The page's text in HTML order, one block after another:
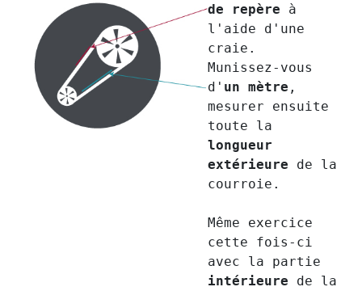
de repère à
l'aide d'une
craie.
Munissez-vous
d' un mètre ,
mesurer ensuite
toute la
longueur
extérieure de la
courroie.
Même exercice
cette fois-ci
avec la partie
intérieure de la